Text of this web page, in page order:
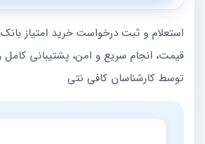
استعلام و ثبت درخواست خرید امتیاز
قیمت، انجام سریع و امن، پشتیبانی
توسط کارشناسان کافی نتی